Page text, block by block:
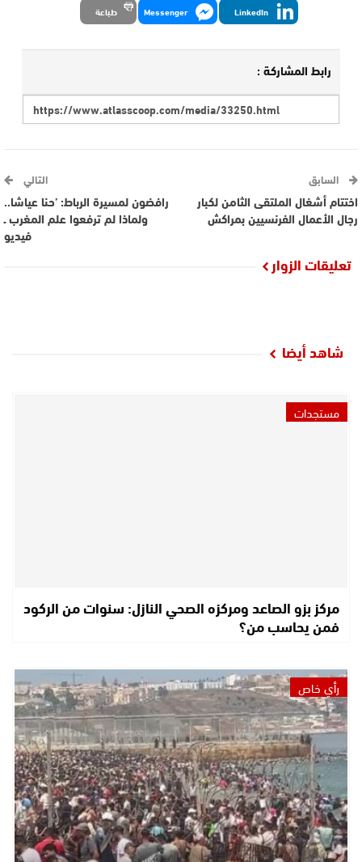
LinkedIn
Messenger طباعة
رابط المشاركة :
السابق
اختتام أشغال الملتقى الثامن لكبار
رجال الأعمال الفرنسيين بمراكش
التالي
رافضون لمسيرة الرباط: ’حنا عياشا..
ولماذا لم ترفعوا علم المغرب ـ
فيديو
تعليقات الزوار
شاهد أيضا
مستجدات
مركز بزو الصاعد ومركزه الصحي النازل: سنوات من الركود
فمن يحاسب من؟
رأي خاص